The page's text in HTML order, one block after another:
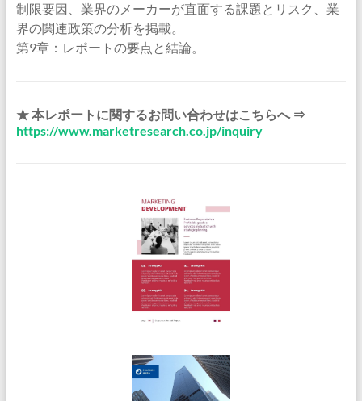
制限要因、業界のメーカーが直面する課題とリスク、業
界の関連政策の分析を掲載。
第9章：レポートの要点と結論。
★ 本レポートに関するお問い合わせはこちらへ ⇒
https://www.marketresearch.co.jp/inquiry